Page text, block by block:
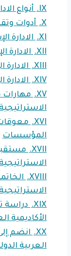
IX.
أنواع
X.
أدوات
XI.
الادارة
XII.
الادارة
XIII.
الادارة
XIV.
الادارة
XV.
مهارات
الاستراتيجية
XVI.
معوقات
المؤسسات
XVII.
الاستراتيجية
XVIII.
الاستراتيجية
XIX.
دراسة
الأكاديمية
XX.
انضم
العربية